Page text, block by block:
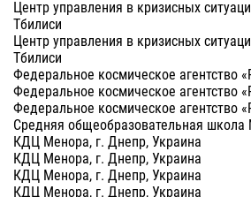
Центр управления в кризисных
Тбилиси
Центр управления в кризисных
Тбилиси
Федеральное космическое агентство
Федеральное космическое агентство
Федеральное космическое агентство
Средняя общеобразовательная
КДЦ Менора, г. Днепр, Украина
КДЦ Менора, г. Днепр, Украина
КДЦ Менора, г. Днепр, Украина
КДЦ Менора, г. Днепр, Украина